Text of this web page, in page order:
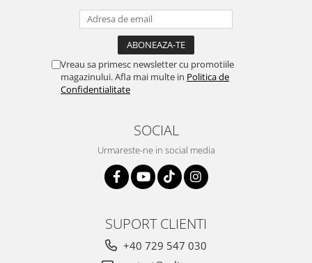
Vreau sa primesc newsletter cu promotiile
magazinului. Afla mai multe in Politica de
Confidentialitate
SOCIAL
Urmareste-ne in social media
SUPORT CLIENTI
+40 729 547 030